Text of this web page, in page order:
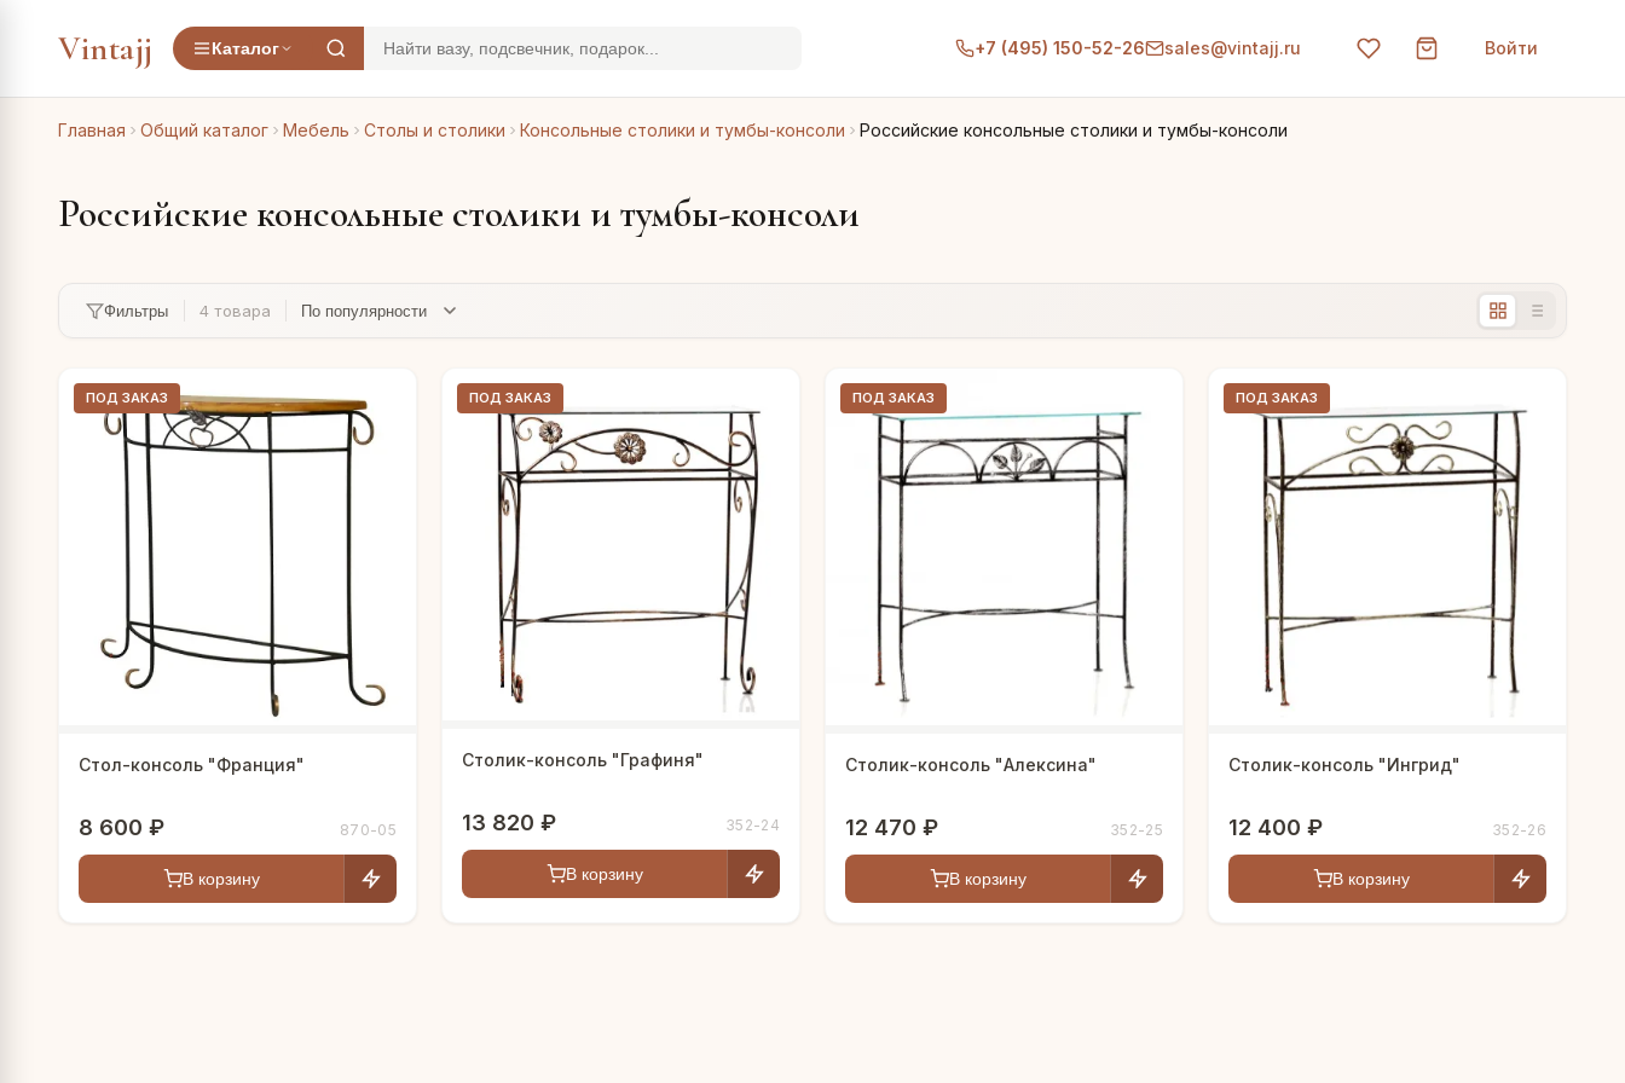
Vintajj Каталог +7 (495) 150-52-26 sales@vintajj.ru Войти
Главная Общий каталог Мебель Столы и столики Консольные столики и тумбы-консоли Российские консольные столики и тумбы-консоли
Российские консольные столики и тумбы-консоли
Фильтры 4 товара
ПОД ЗАКАЗ
Стол-консоль "Франция"
8 600 ₽ 870-05
В корзину
ПОД ЗАКАЗ
Столик-консоль "Графиня"
13 820 ₽ 352-24
В корзину
ПОД ЗАКАЗ
Столик-консоль "Алексина"
12 470 ₽ 352-25
В корзину
ПОД ЗАКАЗ
Столик-консоль "Ингрид"
12 400 ₽ 352-26
В корзину